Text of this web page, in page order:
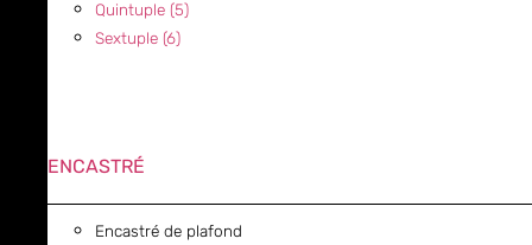
Quintuple (5)
Sextuple (6)
ENCASTRÉ
Encastré de plafond